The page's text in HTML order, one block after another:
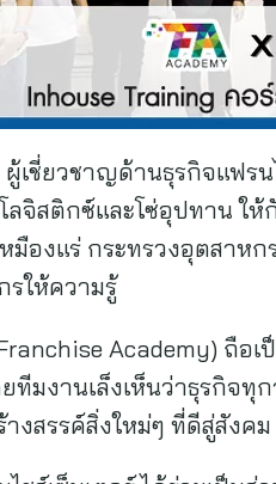
ผู้เชี่ยวชาญด้านธุรกิจแฟ
ลจิสติกซ์และโซ่อุปทาน ใ
มืองแร่ กระทรวงอุตสาห
รให้ความรู้
Academy) ถือ
ทีมงานเล็งเห็นว่าธุรกิจทุ
งสรรค์สิ่งใหม่ๆ ที่ดีสู่สังคม